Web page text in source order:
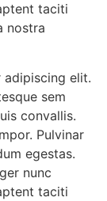
taciti
nostra
elit.
sem
convallis.
Pulvinar
egestas.
nunc
taciti